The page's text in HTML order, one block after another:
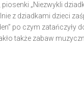
„Niezwykli
z dziadkami dzieci
po czym zatańczyły
także zabaw